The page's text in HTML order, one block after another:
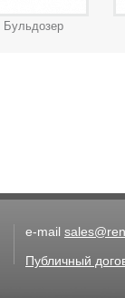
Бульдозер
e-mail
Публичный